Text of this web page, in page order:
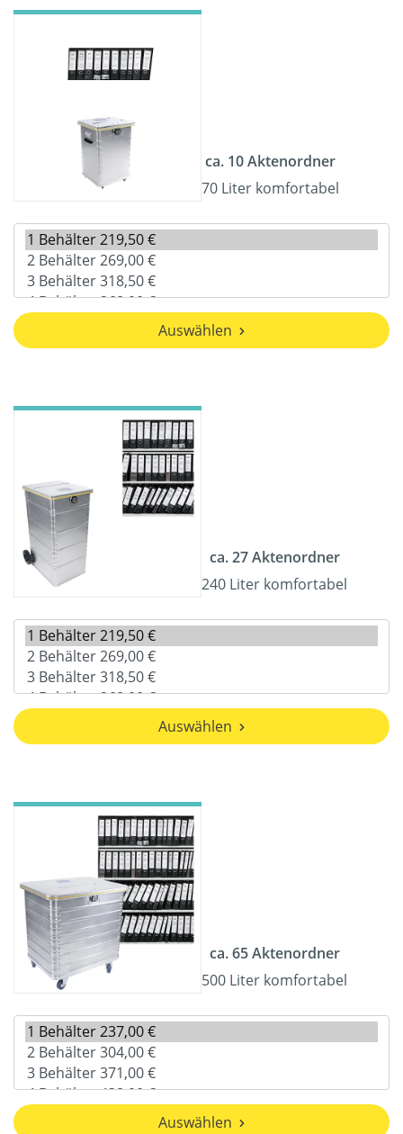
ca. 10 Aktenordner
70 Liter komfortabel
Auswählen
ca. 27 Aktenordner
240 Liter komfortabel
Auswählen
ca. 65 Aktenordner
500 Liter komfortabel
Auswählen